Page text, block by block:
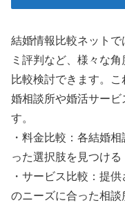
結婚情報比較ネット
ミ評判など、様々な
比較検討できます。
婚相談所や婚活サービ
す。
・料金比較：各結婚
った選択肢を見つける
・サービス比較：提
のニーズに合った相談